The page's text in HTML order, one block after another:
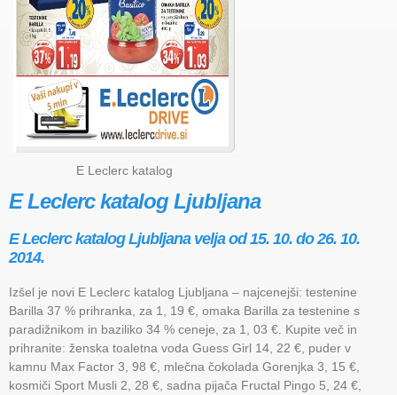
E Leclerc katalog
E Leclerc katalog Ljubljana
E Leclerc katalog Ljubljana velja od 15. 10. do 26. 10.
2014.
Izšel je novi E Leclerc katalog Ljubljana – najcenejši: testenine
Barilla 37 % prihranka, za 1, 19 €, omaka Barilla za testenine s
paradižnikom in baziliko 34 % ceneje, za 1, 03 €. Kupite več in
prihranite: ženska toaletna voda Guess Girl 14, 22 €, puder v
kamnu Max Factor 3, 98 €, mlečna čokolada Gorenjka 3, 15 €,
kosmiči Sport Musli 2, 28 €, sadna pijača Fructal Pingo 5, 24 €,